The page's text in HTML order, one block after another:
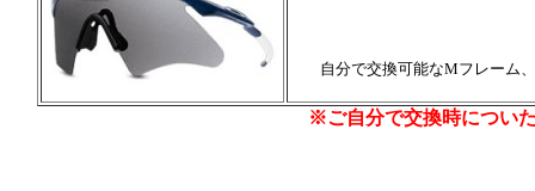
自分で交換可能なMフレーム
※ご自分で交換時につい